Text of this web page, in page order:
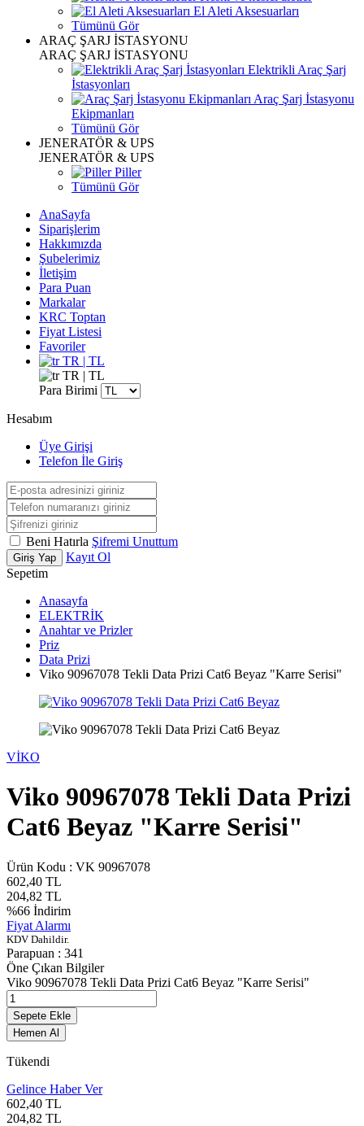
El Aleti Aksesuarları
Tümünü Gör
ARAÇ ŞARJ İSTASYONU
ARAÇ ŞARJ İSTASYONU
Elektrikli Araç Şarj
İstasyonları
Araç Şarj İstasyonu
Ekipmanları
Tümünü Gör
JENERATÖR & UPS
JENERATÖR & UPS
Piller
Tümünü Gör
AnaSayfa
Siparişlerim
Hakkımızda
Şubelerimiz
İletişim
Para Puan
Markalar
KRC Toptan
Fiyat Listesi
Favoriler
TR | TL
TR | TL
Para Birimi
Hesabım
Üye Girişi
Telefon İle Giriş
Beni Hatırla Şifremi Unuttum
Giriş Yap
Kayıt Ol
Sepetim
Anasayfa
ELEKTRİK
Anahtar ve Prizler
Priz
Data Prizi
Viko 90967078 Tekli Data Prizi Cat6 Beyaz "Karre Serisi"
VİKO
Viko 90967078 Tekli Data Prizi
Cat6 Beyaz "Karre Serisi"
Ürün Kodu : VK 90967078
602,40 TL
204,82 TL
%66 İndirim
Fiyat Alarmı
KDV Dahildir.
Parapuan : 341
Öne Çıkan Bilgiler
Viko 90967078 Tekli Data Prizi Cat6 Beyaz "Karre Serisi"
Sepete Ekle
Hemen Al
Tükendi
Gelince Haber Ver
602,40 TL
204,82 TL